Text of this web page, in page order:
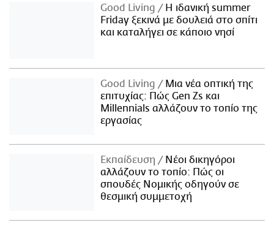
Good Living
Η ιδανική summer
Friday ξεκινά με δουλειά στο σπίτι
και καταλήγει σε κάποιο νησί
Good Living
Μια νέα οπτική της
επιτυχίας: Πώς Gen Zs και
Millennials αλλάζουν το τοπίο της
εργασίας
Εκπαίδευση
Νέοι δικηγόροι
αλλάζουν το τοπίο: Πώς οι
σπουδές Νομικής οδηγούν σε
θεσμική συμμετοχή